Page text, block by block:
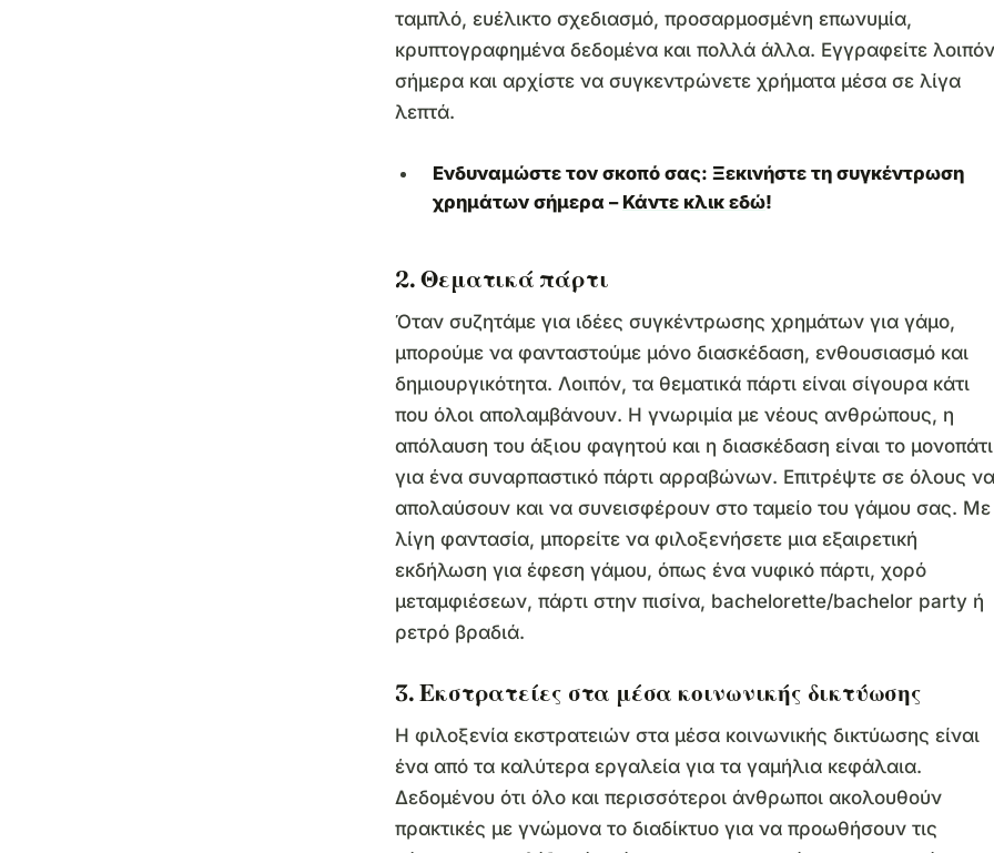
ταμπλό, ευέλικτο σχεδιασμό, προσαρμοσμένη επωνυμία,
κρυπτογραφημένα δεδομένα και πολλά άλλα. Εγγραφείτε λοιπόν
σήμερα και αρχίστε να συγκεντρώνετε χρήματα μέσα σε λίγα
λεπτά.
Ενδυναμώστε τον σκοπό σας: Ξεκινήστε τη συγκέντρωση
χρημάτων σήμερα – Κάντε κλικ εδώ!
2. Θεματικά πάρτι
Όταν συζητάμε για ιδέες συγκέντρωσης χρημάτων για γάμο,
μπορούμε να φανταστούμε μόνο διασκέδαση, ενθουσιασμό και
δημιουργικότητα. Λοιπόν, τα θεματικά πάρτι είναι σίγουρα κάτι
που όλοι απολαμβάνουν. Η γνωριμία με νέους ανθρώπους, η
απόλαυση του άξιου φαγητού και η διασκέδαση είναι το μονοπάτι
για ένα συναρπαστικό πάρτι αρραβώνων. Επιτρέψτε σε όλους να
απολαύσουν και να συνεισφέρουν στο ταμείο του γάμου σας. Με
λίγη φαντασία, μπορείτε να φιλοξενήσετε μια εξαιρετική
εκδήλωση για έφεση γάμου, όπως ένα νυφικό πάρτι, χορό
μεταμφιέσεων, πάρτι στην πισίνα, bachelorette/bachelor party ή
ρετρό βραδιά.
3. Εκστρατείες στα μέσα κοινωνικής δικτύωσης
Η φιλοξενία εκστρατειών στα μέσα κοινωνικής δικτύωσης είναι
ένα από τα καλύτερα εργαλεία για τα γαμήλια κεφάλαια.
Δεδομένου ότι όλο και περισσότεροι άνθρωποι ακολουθούν
πρακτικές με γνώμονα το διαδίκτυο για να προωθήσουν τις